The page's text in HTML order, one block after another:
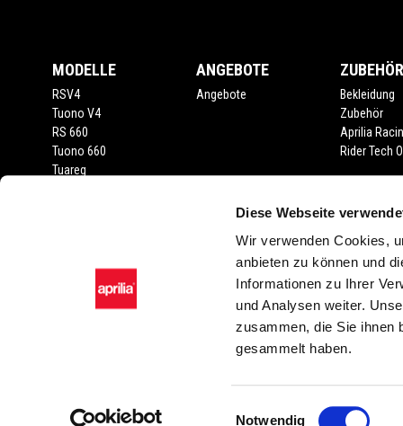
Diese Webseite
Wir verwenden Cookies,
anbieten zu können und
Informationen zu Ihrer
und Analysen weiter.
zusammen, die Sie ihnen
gesammelt haben.
Einwilligungsauswahl
Notwendig
MODELLE
RSV4
Tuono V4
RS 660
Tuono 660
Tuareg
ANGEBOTE
Angebote
ZUBEHÖR
Bekleidung
Zubehör
Aprilia
Rider Tech